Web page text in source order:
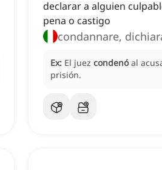
declarar a alguien
pena o castigo
condannare,
Ex: El juez condenó al
prisión.